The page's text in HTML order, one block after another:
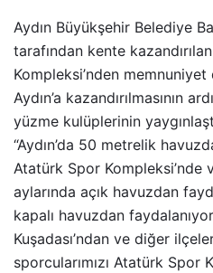
Aydın Büyükşehir Belediye
tarafından kente
Kompleksi’nden memnuniyet
Aydın’a kazandırılmasının
yüzme kulüplerinin
“Aydın’da 50 metrelik
Atatürk Spor Kompleksi’nde
aylarında açık havuzdan
kapalı havuzdan
Kuşadası’ndan ve diğer
sporcularımızı Atatürk Spor